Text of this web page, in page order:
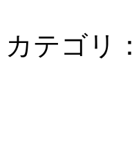
カテゴリ：